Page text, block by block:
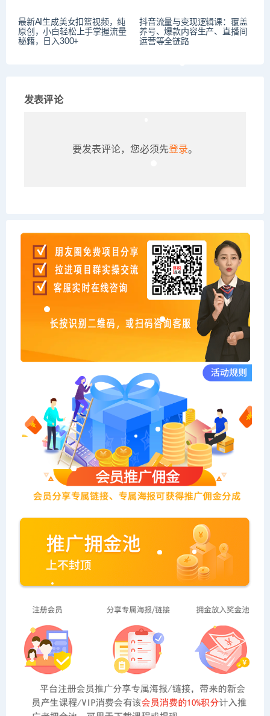
最新AI生成美女扣篮视频，纯
原创，小白轻松上手掌握流量
秘籍，日入300+
抖音流量与变现逻辑课：覆盖
养号、爆款内容生产、直播间
运营等全链路
发表评论
要发表评论，您必须先登录。